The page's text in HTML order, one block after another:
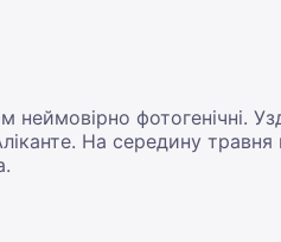
неймовірно
На середину травня